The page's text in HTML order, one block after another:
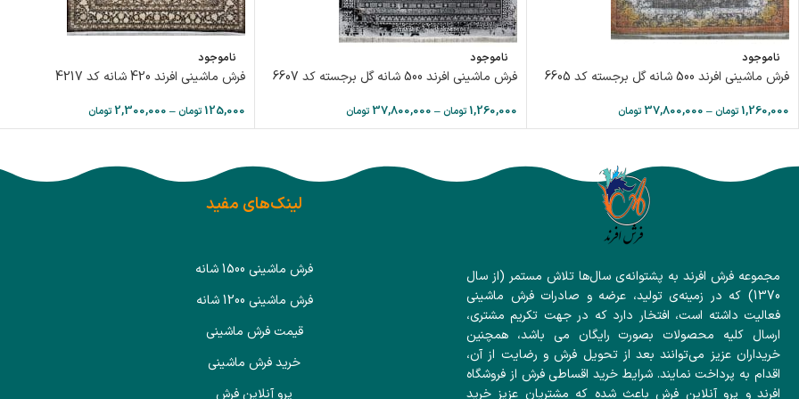
ناموجود
فرش ماشینی افرند 500 شانه گل برجسته کد 6605
1,260,000 تومان–
37,800,000 تومان
ناموجود
فرش ماشینی افرند 500 شانه گل برجسته کد 6607
1,260,000 تومان–
37,800,000 تومان
ناموجود
فرش ماشینی افرند 420 شانه کد 4217
125,000 تومان–
2,300,000 تومان
مجموعه فرش افرند به پشتوانه‌ی سال‌ها تلاش مستمر (از سال
1370) که در زمینه‌ی تولید، عرضه و صادرات فرش ماشینی
فعالیت داشته است، افتخار دارد که در جهت تکریم مشتری،
ارسال کلیه محصولات بصورت رایگان می باشد، همچنین
خریداران عزیز می‌توانند بعد از تحویل فرش و رضایت از آن،
اقدام به پرداخت نمایند. شرایط خرید اقساطی فرش از فروشگاه
افرند و پرو آنلاین فرش باعث شده که مشتریان عزیز خرید
لینک‌های مفید
فرش ماشینی 1500 شانه
فرش ماشینی 1200 شانه
قیمت فرش ماشینی
خرید فرش ماشینی
پرو آنلاین فرش